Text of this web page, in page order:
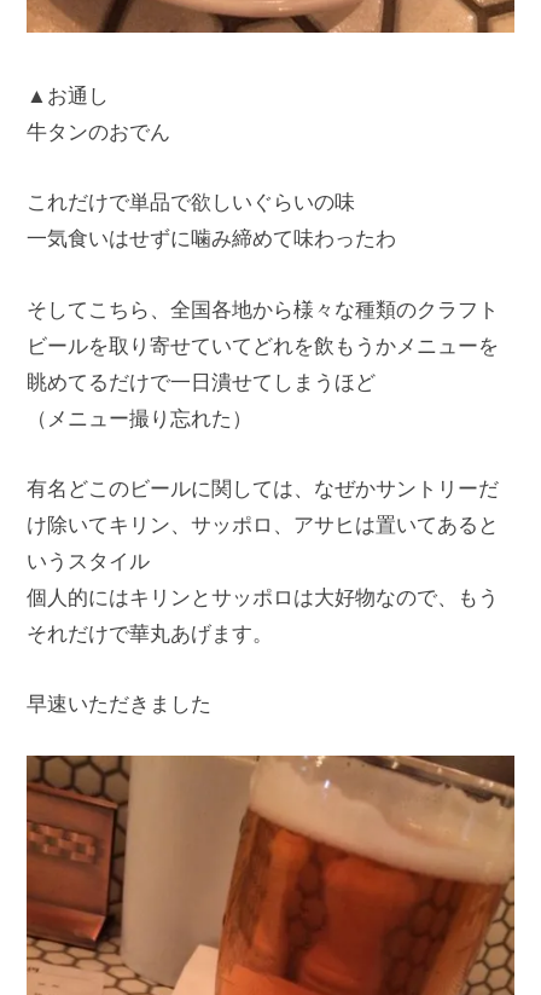
▲お通し
牛タンのおでん
これだけで単品で欲しいぐらいの味
一気食いはせずに噛み締めて味わったわ
そしてこちら、全国各地から様々な種類のクラフト
ビールを取り寄せていてどれを飲もうかメニューを
眺めてるだけで一日潰せてしまうほど
（メニュー撮り忘れた）
有名どこのビールに関しては、なぜかサントリーだ
け除いてキリン、サッポロ、アサヒは置いてあると
いうスタイル
個人的にはキリンとサッポロは大好物なので、もう
それだけで華丸あげます。
早速いただきました